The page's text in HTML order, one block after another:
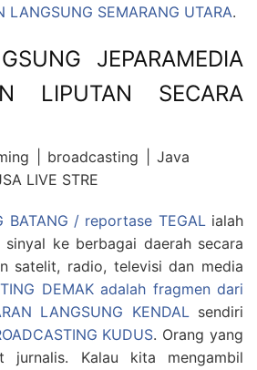
LANGSUNG SEMARANG UTARA.
JEPARAMEDIA
LIPUTAN SECARA
BATANG / reportase TEGALialah
sinyal ke berbagai daerah secara
satelit, radio, televisi dan media
DEMAK adalah fragmen dari
LANGSUNG KENDALsendiri
KUDUS. Orang yang
jurnalis. Kalau kita mengambil